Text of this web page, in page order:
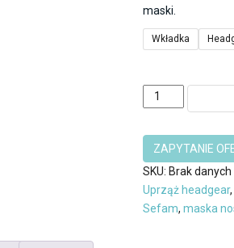
maski.
Wkładka
ilość
Elementy
donosowej
P2
Nasal
Pillows
SKU: Brak danych
Uprząż headgear,
Sefam, maska